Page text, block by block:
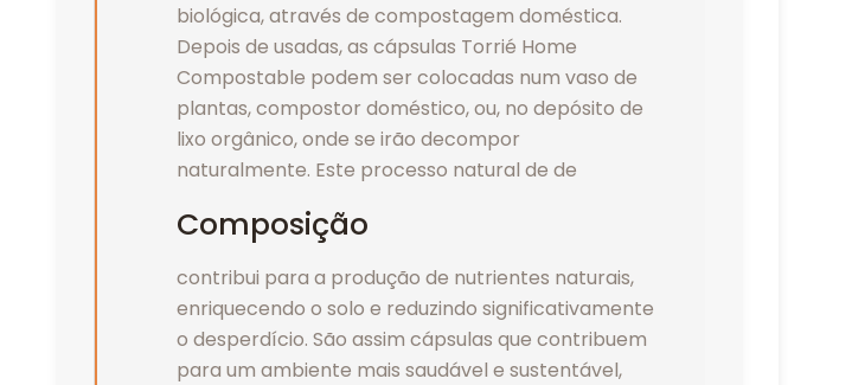
biológica, através de compostagem doméstica.
Depois de usadas, as cápsulas Torrié Home
Compostable podem ser colocadas num vaso de
plantas, compostor doméstico, ou, no depósito de
lixo orgânico, onde se irão decompor
naturalmente. Este processo natural de de
Composição
contribui para a produção de nutrientes naturais,
enriquecendo o solo e reduzindo significativamente
o desperdício. São assim cápsulas que contribuem
para um ambiente mais saudável e sustentável,